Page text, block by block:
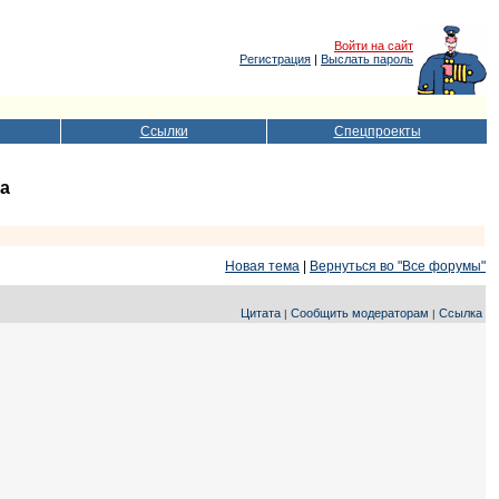
Войти на сайт
Регистрация | Выслать пароль
Ссылки Спецпроекты
Новая тема
Вернуться во "Все форумы"
Цитата | Сообщить модераторам | Ссылка